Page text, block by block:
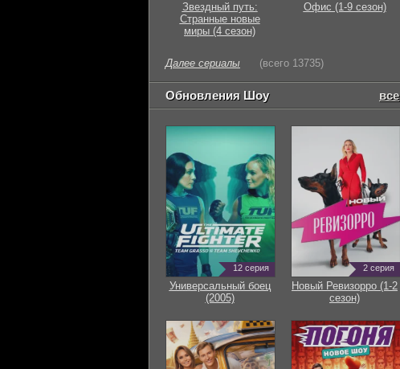
Звездный путь:
Странные новые
миры (4 сезон)
Офис (1-9 сезон)
Далее сериалы (всего 13735)
Обновления Шоу все
12 серия
Универсальный боец
(2005)
2 серия
Новый Ревизорро (1-2
сезон)